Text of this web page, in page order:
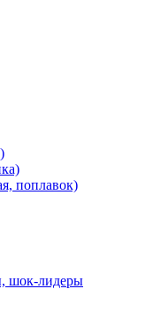
поплавок)
шок-лидеры